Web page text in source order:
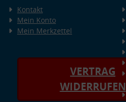
Kontakt
Mein Konto
Mein Merkzettel
VERTRAG
WIDERRUFEN